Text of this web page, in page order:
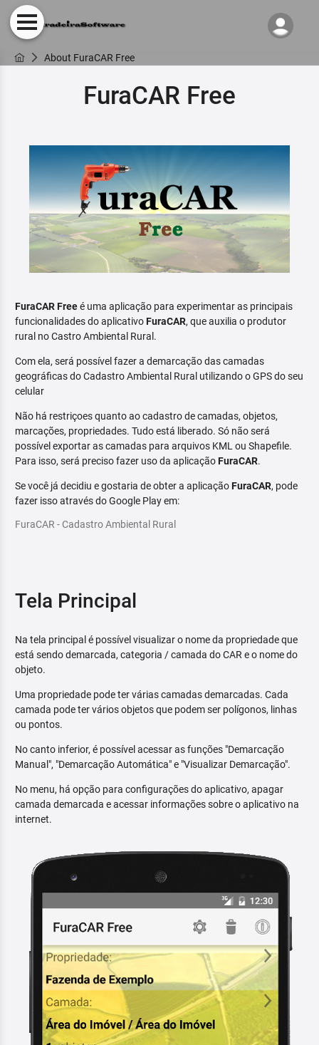
About FuraCAR Free
FuraCAR Free
FuraCAR Freeé uma aplicação para experimentar as principais
funcionalidades do aplicativoFuraCAR, que auxilia o produtor
rural no Castro Ambiental Rural.
Com ela, será possível fazer a demarcação das camadas
geográficas do Cadastro Ambiental Rural utilizando o GPS do seu
celular
Não há restriçoes quanto ao cadastro de camadas, objetos,
marcações, propriedades. Tudo está liberado. Só não será
possível exportar as camadas para arquivos KML ou Shapefile.
Para isso, será preciso fazer uso da aplicaçãoFuraCAR.
Se você já decidiu e gostaria de obter a aplicaçãoFuraCAR, pode
fazer isso através do Google Play em:
FuraCAR - Cadastro Ambiental Rural
Tela Principal
Na tela principal é possível visualizar o nome da propriedade que
está sendo demarcada, categoria / camada do CAR e o nome do
objeto.
Uma propriedade pode ter várias camadas demarcadas. Cada
camada pode ter vários objetos que podem ser polígonos, linhas
ou pontos.
No canto inferior, é possível acessar as funções "Demarcação
Manual", "Demarcação Automática" e "Visualizar Demarcação".
No menu, há opção para configurações do aplicativo, apagar
camada demarcada e acessar informações sobre o aplicativo na
internet.